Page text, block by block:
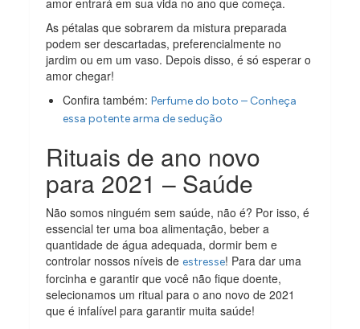
As pétalas que sobrarem da mistura preparada
podem ser descartadas, preferencialmente no
jardim ou em um vaso. Depois disso, é só esperar o
amor chegar!
Confira também:Perfume do boto – Conheça
essa potente arma de sedução
Rituais de ano novo
para 2021 – Saúde
Não somos ninguém sem saúde, não é? Por isso, é
essencial ter uma boa alimentação, beber a
quantidade de água adequada, dormir bem e
controlar nossos níveis deestresse! Para dar uma
forcinha e garantir que você não fique doente,
selecionamos um ritual para o ano novo de 2021
que é infalível para garantir muita saúde!